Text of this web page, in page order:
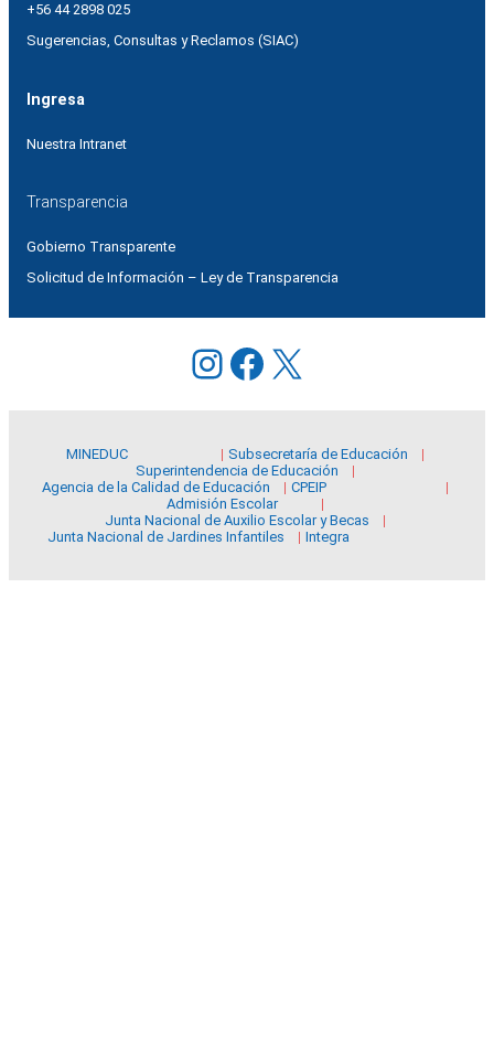
+56 44 2898 025
Sugerencias, Consultas y Reclamos (SIAC)
Ingresa
Nuestra Intranet
Transparencia
Gobierno Transparente
Solicitud de Información – Ley de Transparencia
Instagram
Facebook
X
MINEDUC
Subsecretaría de Educación
Superintendencia de Educación
Agencia de la Calidad de Educación
CPEIP
Admisión Escolar
Junta Nacional de Auxilio Escolar y Becas
Junta Nacional de Jardines Infantiles
Integra